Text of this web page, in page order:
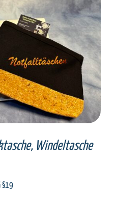
Windeltasche
§19